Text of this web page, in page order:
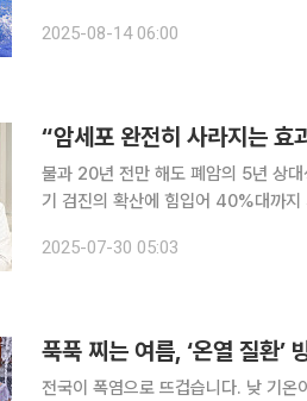
시설, 캠핑장 등 다중이용시설 사용이
2025-08-14 06:00
“암세포 완전히 사라지는
불과 20년 전만 해도 폐암의 5년 상
기 검진의 확산에 힘입어 40%대까지
(심장혈관흉부외과) 교수는 폐암의
2025-07-30 05:03
푹푹 찌는 여름, ‘온열 질환
전국이 폭염으로 뜨겁습니다. 낮 기